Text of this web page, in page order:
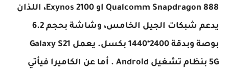
Qualcomm Snapdragon 888 او Exynos 2100، اللذان
يدعم شبكات الجيل الخامس، وشاشة بحجم 6.2
بوصة وبدقة 2400*1440 بكسل. يعمل Galaxy S21
5G بنظام تشغيل Android . أما عن الكاميرا فيأتي